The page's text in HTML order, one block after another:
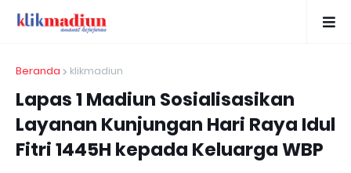
Beranda klikmadiun
Lapas 1 Madiun Sosialisasikan
Layanan Kunjungan Hari Raya Idul
Fitri 1445H kepada Keluarga WBP